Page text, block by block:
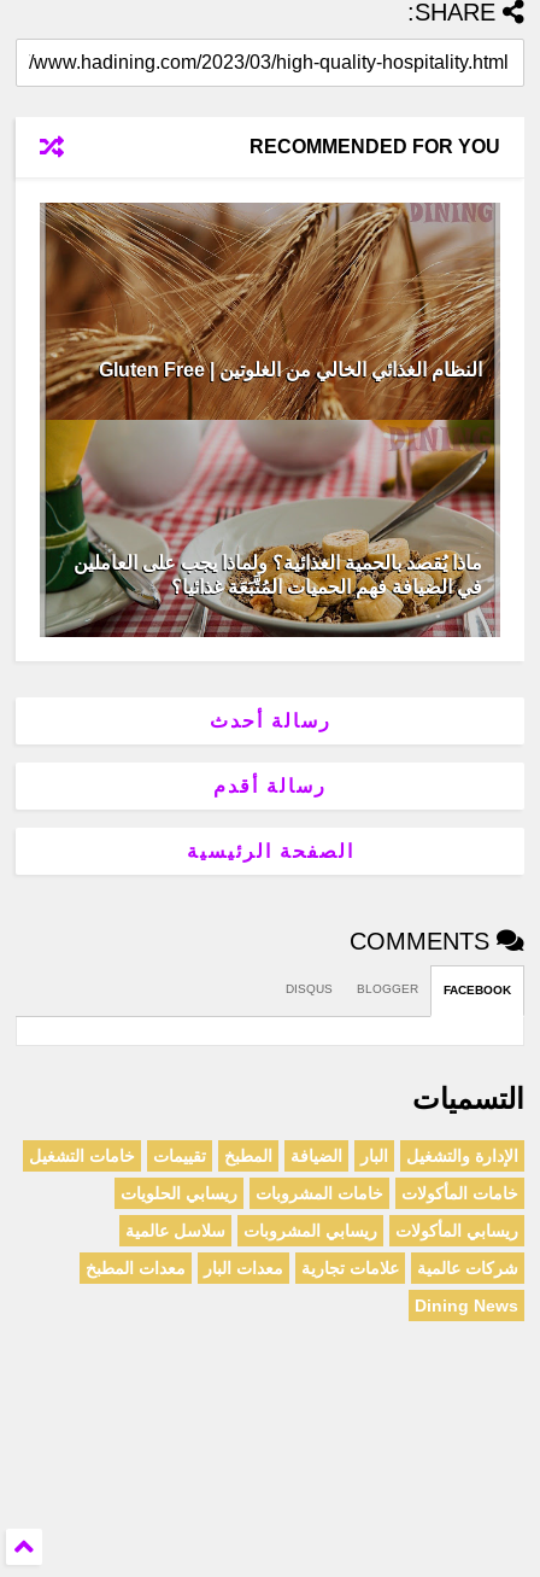
SHARE:
RECOMMENDED FOR YOU
النظام الغذائي الخالي من الغلوتين | Gluten Free
ماذا يُقصد بالحمية الغذائية؟ ولماذا يجب على العاملين
في الضيافة فهم الحميات المُتَّبَعَة غذائيا؟
رسالة أحدث
رسالة أقدم
الصفحة الرئيسية
COMMENTS
FACEBOOK
BLOGGER
DISQUS
التسميات
الإدارة والتشغيل البار الضيافة المطبخ تقييمات
خامات التشغيل
خامات المأكولات
خامات المشروبات
ريسابي الحلويات
ريسابي المأكولات
ريسابي المشروبات
سلاسل عالمية
شركات عالمية
علامات تجارية معدات البار
معدات المطبخ
Dining News